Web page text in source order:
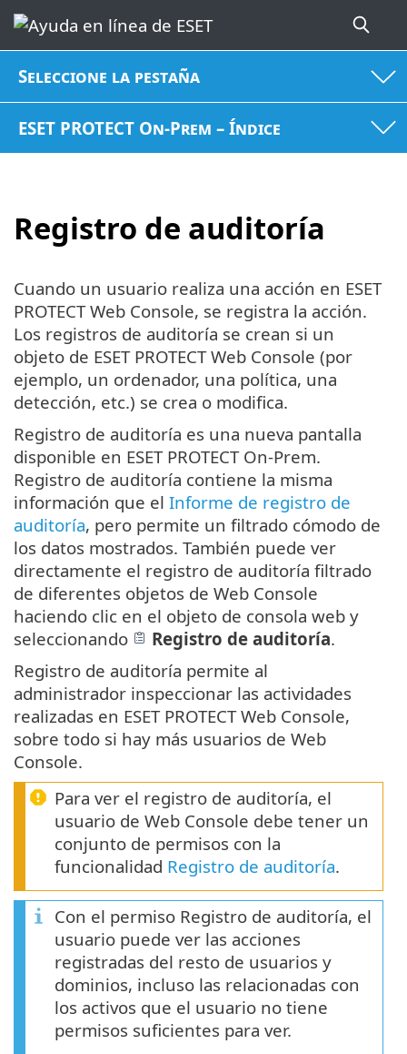
Seleccione la pestaña
ESET PROTECT On-Prem – Índice
Registro de auditoría
Cuando un usuario realiza una acción en ESET
PROTECT Web Console, se registra la acción.
Los registros de auditoría se crean si un
objeto de ESET PROTECT Web Console (por
ejemplo, un ordenador, una política, una
detección, etc.) se crea o modifica.
Registro de auditoría es una nueva pantalla
disponible en ESET PROTECT On-Prem.
Registro de auditoría contiene la misma
información que el Informe de registro de
auditoría, pero permite un filtrado cómodo de
los datos mostrados. También puede ver
directamente el registro de auditoría filtrado
de diferentes objetos de Web Console
haciendo clic en el objeto de consola web y
seleccionando
Registro de auditoría.
Registro de auditoría permite al
administrador inspeccionar las actividades
realizadas en ESET PROTECT Web Console,
sobre todo si hay más usuarios de Web
Console.
Para ver el registro de auditoría, el
usuario de Web Console debe tener un
conjunto de permisos con la
funcionalidad Registro de auditoría.
Con el permiso Registro de auditoría, el
usuario puede ver las acciones
registradas del resto de usuarios y
dominios, incluso las relacionadas con
los activos que el usuario no tiene
permisos suficientes para ver.